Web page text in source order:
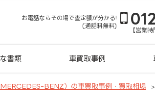
お電話ならその場で査定額が分かる!
(通話料無料)
【営業
書類 車買取事例
MERCEDES-BENZ）の車買取事例・買取相場